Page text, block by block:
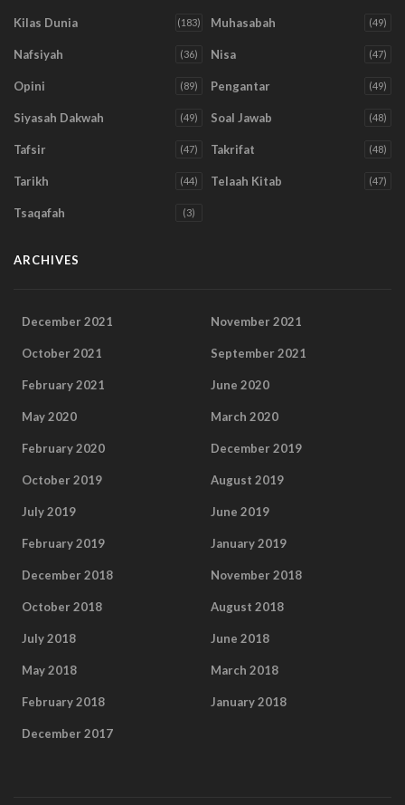
Kilas Dunia (183) Muhasabah (49)
Nafsiyah (36) Nisa (47)
Opini (89) Pengantar (49)
Siyasah Dakwah (49) Soal Jawab (48)
Tafsir (47) Takrifat (48)
Tarikh (44) Telaah Kitab (47)
Tsaqafah (3)
ARCHIVES
December 2021 November 2021
October 2021 September 2021
February 2021 June 2020
May 2020 March 2020
February 2020 December 2019
October 2019 August 2019
July 2019 June 2019
February 2019 January 2019
December 2018 November 2018
October 2018 August 2018
July 2018 June 2018
May 2018 March 2018
February 2018 January 2018
December 2017